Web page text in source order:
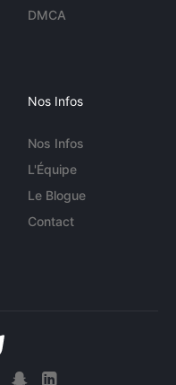
DMCA
Nos Infos
Nos Infos
L'Équipe
Le Blogue
Contact